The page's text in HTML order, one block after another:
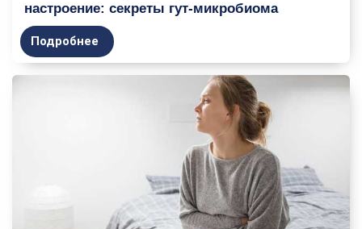
настроение: секреты гут-микробиома
Подробнее